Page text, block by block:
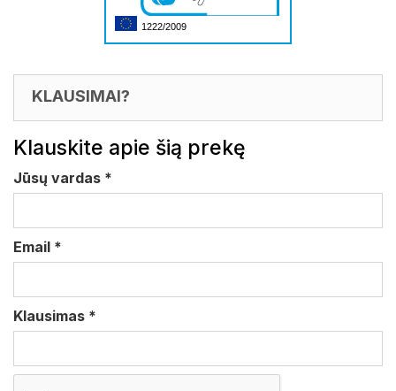
1222/2009
KLAUSIMAI?
Klauskite apie šią prekę
Jūsų vardas *
Email *
Klausimas *